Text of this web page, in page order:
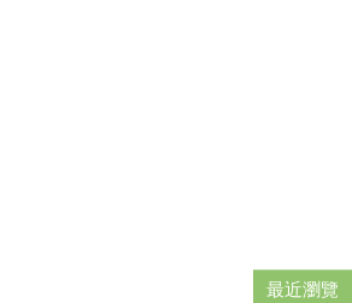
最近瀏覽